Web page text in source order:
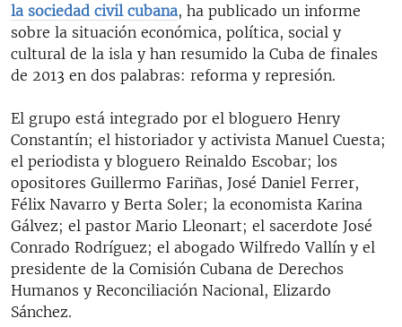
la sociedad civil cubana, ha publicado un informe
sobre la situación económica, política, social y
cultural de la isla y han resumido la Cuba de finales
de 2013 en dos palabras: reforma y represión.
El grupo está integrado por el bloguero Henry
Constantín; el historiador y activista Manuel Cuesta;
el periodista y bloguero Reinaldo Escobar; los
opositores Guillermo Fariñas, José Daniel Ferrer,
Félix Navarro y Berta Soler; la economista Karina
Gálvez; el pastor Mario Lleonart; el sacerdote José
Conrado Rodríguez; el abogado Wilfredo Vallín y el
presidente de la Comisión Cubana de Derechos
Humanos y Reconciliación Nacional, Elizardo
Sánchez.